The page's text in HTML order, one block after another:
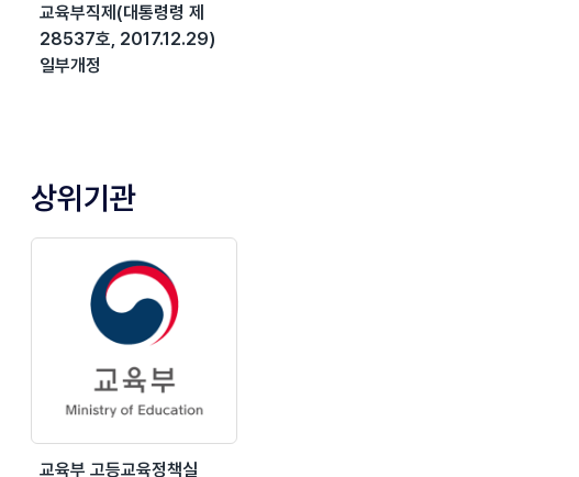
교육부직제(대통령령 제
28537호, 2017.12.29)
일부개정
상위기관
교육부 고등교육정책실